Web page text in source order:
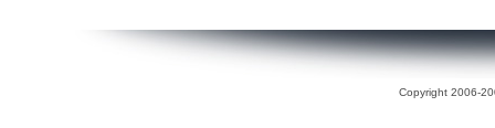
Copyright 2006-